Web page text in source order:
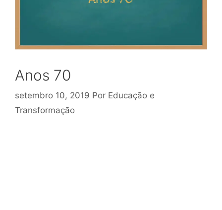
Anos 70
setembro 10, 2019 Por Educação e
Transformação